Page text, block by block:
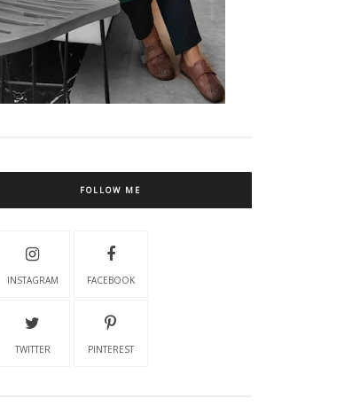
FOLLOW ME
INSTAGRAM FACEBOOK
TWITTER PINTEREST